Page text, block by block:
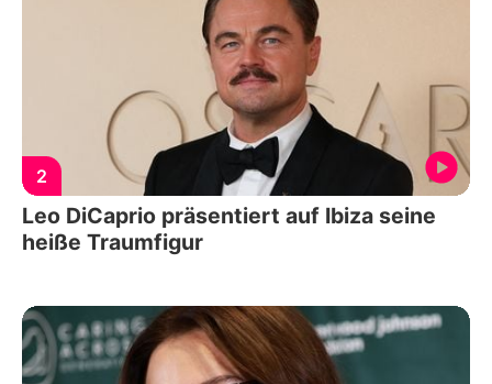
2
Leo DiCaprio präsentiert auf Ibiza seine
heiße Traumfigur